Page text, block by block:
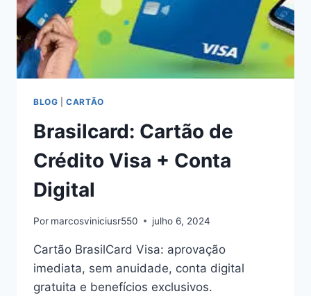
BLOG |CARTÃO
Brasilcard: Cartão de
Crédito Visa + Conta
Digital
Por marcosviniciusr550 julho 6, 2024
Cartão BrasilCard Visa: aprovação
imediata, sem anuidade, conta digital
gratuita e benefícios exclusivos.